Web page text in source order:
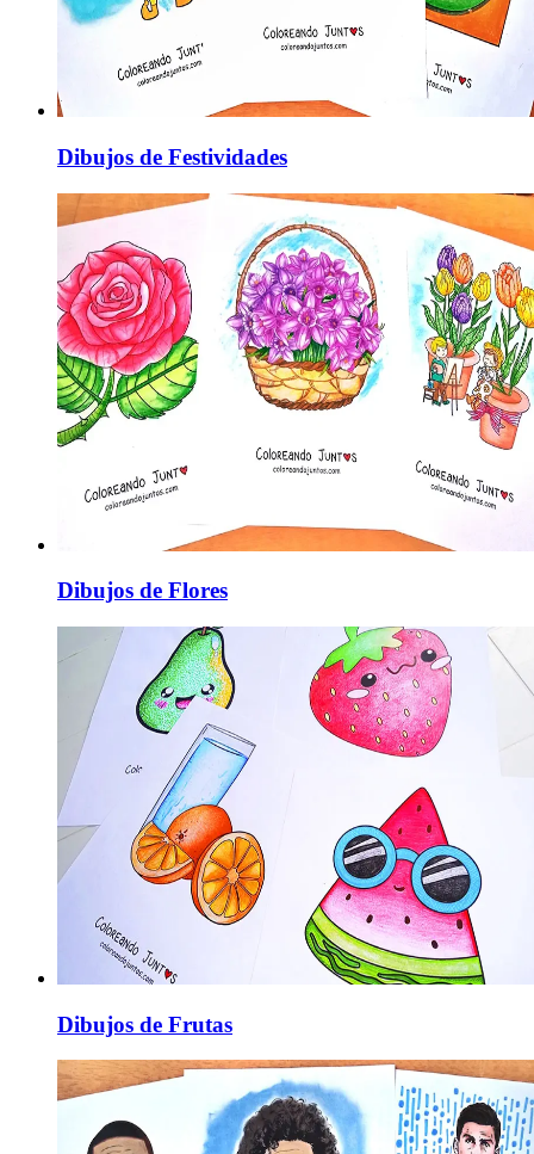
Dibujos de Festividades
Dibujos de Flores
Dibujos de Frutas